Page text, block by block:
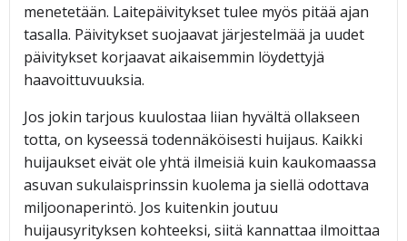
menetetään. Laitepäivitykset tulee myös pitää ajan
tasalla. Päivitykset suojaavat järjestelmää ja uudet
päivitykset korjaavat aikaisemmin löydettyjä
haavoittuvuuksia.
Jos jokin tarjous kuulostaa liian hyvältä ollakseen
totta, on kyseessä todennäköisesti huijaus. Kaikki
huijaukset eivät ole yhtä ilmeisiä kuin kaukomaassa
asuvan sukulaisprinssin kuolema ja siellä odottava
miljoonaperintö. Jos kuitenkin joutuu
huijausyrityksen kohteeksi, siitä kannattaa ilmoittaa